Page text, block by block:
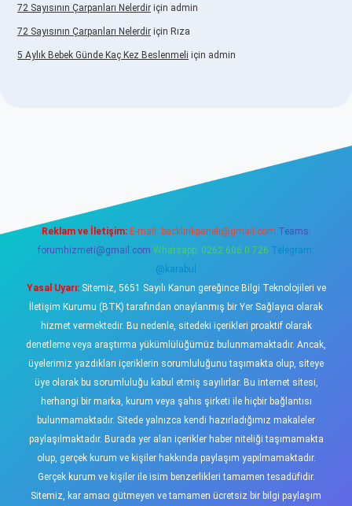
72 Sayısının Çarpanları Nelerdir için admin
72 Sayısının Çarpanları Nelerdir için Rıza
5 Aylık Bebek Günde Kaç Kez Beslenmeli için admin
Reklam ve İletişim: E-mail: backlinkpaneli@gmail.com Teams:
forumhizmeti@gmail.com Whatsapp: 0262 606 0 726 Telegram:
@karabul
Yasal Uyarı:Sitemiz, 5651 Sayılı Kanun gereğince Bilgi Teknolojileri ve
İletişim Kurumu (BTK) tarafından onaylanmış bir Yer Sağlayıcı olarak
hizmet vermektedir. Bu nedenle, sitedeki içerikleri proaktif olarak
denetleme veya araştırma yükümlülüğümüz bulunmamaktadır. Ancak,
üyelerimiz yazdıkları içeriklerin sorumluluğunu taşımakta olup, siteye
üye olarak bu sorumluluğu kabul etmiş sayılırlar. Bu internet sitesi,
herhangi bir marka, kurum veya şahıs şirketi ile hiçbir bağlantısı
bulunmamaktadır. Sitede yalnızca kendi hazırladığımız makaleler
paylaşılmaktadır. Burada yer alan içerikler haber niteliği taşımamakta
olup, gerçek kurum ve kişiler hakkında paylaşım yapılmamaktadır.
Gerçek kurum ve kişiler ile isim benzerlikleri tamamen tesadüfidir.
Sitemiz, kar amacı gütmeyen ve tamamen ücretsiz bir bilgi paylaşım